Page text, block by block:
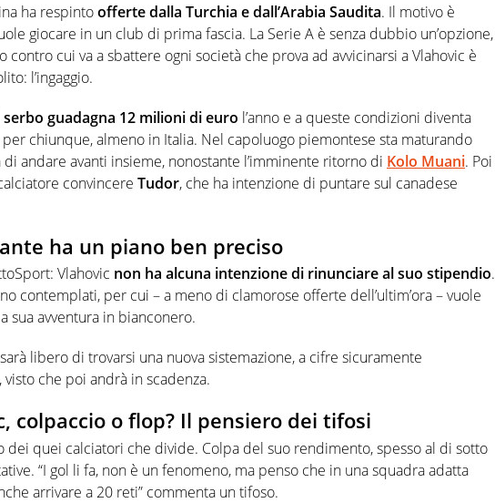
ha respintoofferte dalla Turchia e dall’Arabia Saudita. Il motivo è
giocare in un club di prima fascia. La Serie A è senza dubbio un’opzione,
contro cui va a sbattere ogni società che prova ad avvicinarsi a Vlahovic è
l’ingaggio.
serbo guadagna 12 milioni di euro l’anno e a queste condizioni diventa
chiunque, almeno in Italia. Nel capoluogo piemontese sta maturando
di andare avanti insieme, nonostante l’imminente ritorno di Kolo Muani. Poi
convincere Tudor, che ha intenzione di puntare sul canadese
ha un piano ben preciso
Vlahovic non ha alcuna intenzione di rinunciare al suo stipendio.
contemplati, per cui – a meno di clamorose offerte dell’ultim’ora – vuole
sua avventura in bianconero.
libero di trovarsi una nuova sistemazione, a cifre sicuramente
visto che poi andrà in scadenza.
colpaccio o flop? Il pensiero dei tifosi
dei quei calciatori che divide. Colpa del suo rendimento, spesso al di sotto
“I gol li fa, non è un fenomeno, ma penso che in una squadra adatta
arrivare a 20 reti” commenta un tifoso.